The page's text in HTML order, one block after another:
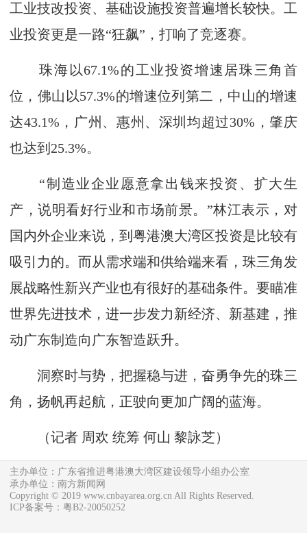
工业技改投资、基础设施投资普遍增长较快。工
业投资更是一路“狂飙”，打响了竞逐赛。
珠海以67.1%的工业投资增速居珠三角首
位，佛山以57.3%的增速位列第二，中山的增速
达43.1%，广州、惠州、深圳均超过30%，肇庆
也达到25.3%。
“制造业企业愿意拿出钱来投资、扩大生
产，说明看好行业和市场前景。”林江表示，对
国内外企业来说，到粤港澳大湾区投资是比较有
吸引力的。而从需求端和供给端来看，珠三角发
展战略性新兴产业也有很好的基础条件。要瞄准
世界先进技术，进一步发力新经济、新基建，推
动广东制造向广东智造跃升。
洞察时与势，把握稳与进，奋勇争先的珠三
角，扬帆再起航，正驶向更加广阔的蓝海。
（记者 周欢 统筹 何山 黎詠芝）
主办单位：广东省推进粤港澳大湾区建设领导小组办公室
承办单位：南方新闻网
Copyright © 2019 www.cnbayarea.org.cn All Rights Reserved.
ICP备案号：粤B2-20050252